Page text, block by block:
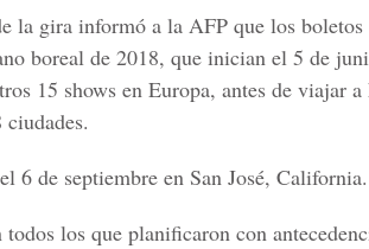
la gira informó a la AFP que los boletos
boreal de 2018, que inician el 5 de
15 shows en Europa, antes de viajar a
ciudades.
6 de septiembre en San José, California.
todos los que planificaron con